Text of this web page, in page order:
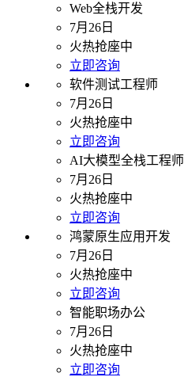
Web全栈开发
7月26日
火热抢座中
立即咨询
软件测试工程师
7月26日
火热抢座中
立即咨询
AI大模型全栈工程师
7月26日
火热抢座中
立即咨询
鸿蒙原生应用开发
7月26日
火热抢座中
立即咨询
智能职场办公
7月26日
火热抢座中
立即咨询